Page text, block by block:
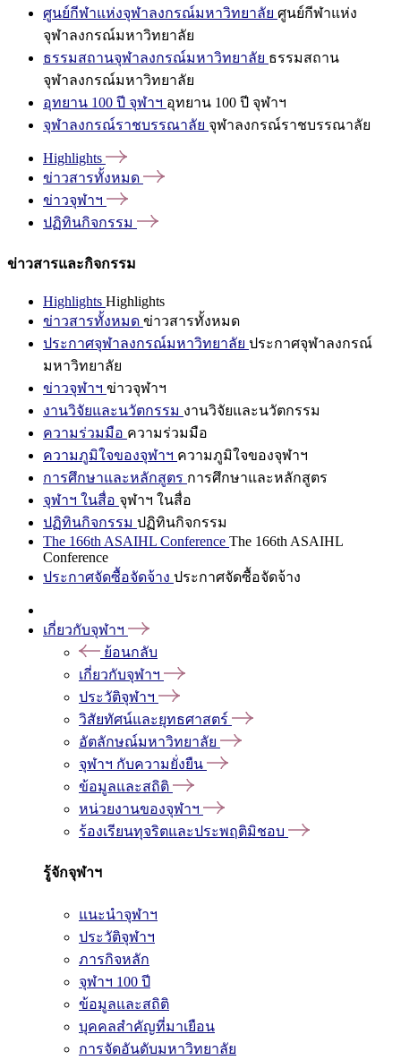
ศูนย์กีฬาแห่งจุฬาลงกรณ์มหาวิทยาลัย ศูนย์กีฬาแห่ง
จุฬาลงกรณ์มหาวิทยาลัย
ธรรมสถานจุฬาลงกรณ์มหาวิทยาลัย ธรรมสถาน
จุฬาลงกรณ์มหาวิทยาลัย
อุทยาน 100 ปี จุฬาฯ อุทยาน 100 ปี จุฬาฯ
จุฬาลงกรณ์ราชบรรณาลัย จุฬาลงกรณ์ราชบรรณาลัย
Highlights
ข่าวสารทั้งหมด
ข่าวจุฬาฯ
ปฏิทินกิจกรรม
ข่าวสารและกิจกรรม
Highlights Highlights
ข่าวสารทั้งหมด ข่าวสารทั้งหมด
ประกาศจุฬาลงกรณ์มหาวิทยาลัย ประกาศจุฬาลงกรณ์
มหาวิทยาลัย
ข่าวจุฬาฯ ข่าวจุฬาฯ
งานวิจัยและนวัตกรรม งานวิจัยและนวัตกรรม
ความร่วมมือ ความร่วมมือ
ความภูมิใจของจุฬาฯ ความภูมิใจของจุฬาฯ
การศึกษาและหลักสูตร การศึกษาและหลักสูตร
จุฬาฯ ในสื่อ จุฬาฯ ในสื่อ
ปฏิทินกิจกรรม ปฏิทินกิจกรรม
The 166th ASAIHL Conference The 166th ASAIHL
Conference
ประกาศจัดซื้อจัดจ้าง ประกาศจัดซื้อจัดจ้าง
เกี่ยวกับจุฬาฯ
ย้อนกลับ
เกี่ยวกับจุฬาฯ
ประวัติจุฬาฯ
วิสัยทัศน์และยุทธศาสตร์
อัตลักษณ์มหาวิทยาลัย
จุฬาฯ กับความยั่งยืน
ข้อมูลและสถิติ
หน่วยงานของจุฬาฯ
ร้องเรียนทุจริตและประพฤติมิชอบ
รู้จักจุฬาฯ
แนะนำจุฬาฯ
ประวัติจุฬาฯ
ภารกิจหลัก
จุฬาฯ 100 ปี
ข้อมูลและสถิติ
บุคคลสำคัญที่มาเยือน
การจัดอันดับมหาวิทยาลัย